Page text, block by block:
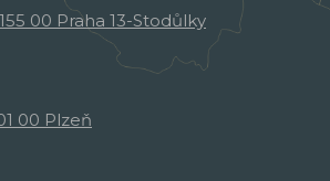
00 Praha 13-Stodůlky
00 Plzeň